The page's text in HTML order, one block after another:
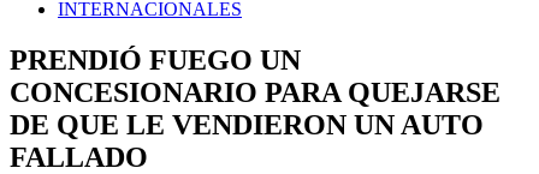
INTERNACIONALES
PRENDIÓ FUEGO UN
CONCESIONARIO PARA QUEJARSE
DE QUE LE VENDIERON UN AUTO
FALLADO